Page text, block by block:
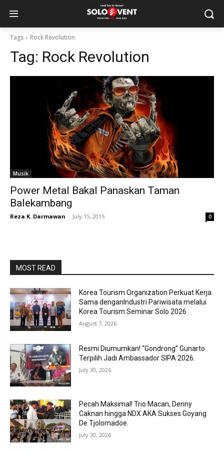
Tags Rock Revolution
Tag: Rock Revolution
Musik
Power Metal Bakal Panaskan Taman
Balekambang
Reza K. Darmawan - July 15, 2015 0
MOST READ
Korea Tourism Organization Perkuat Kerja
Sama denganIndustri Pariwisata melalui
Korea Tourism Seminar Solo 2026
August 7, 2026
Resmi Diumumkan! “Gondrong” Gunarto
Terpilih Jadi Ambassador SIPA 2026.
July 30, 2026
Pecah Maksimal! Trio Macan, Denny
Caknan hingga NDX AKA Sukses Goyang
De Tjolomadoe.
July 30, 2026